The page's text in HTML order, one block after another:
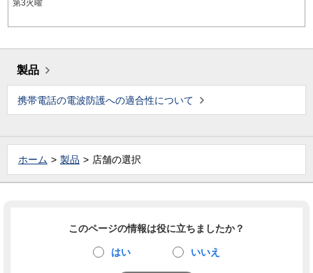
第3火曜
製品
携帯電話の電波防護への適合性について
ホーム 製品 店舗の選択
このページの情報は役に立ちましたか？
はい いいえ